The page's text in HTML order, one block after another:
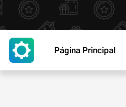
Página Principal